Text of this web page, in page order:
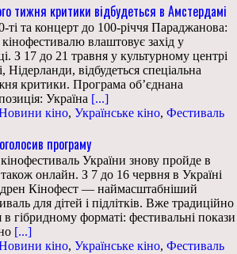
тижня критики відбудеться в Амстердамі
ті та концерт до 100-річчя Параджанова:
влаштовує захід у
З 17 до 21 травня у культурному центрі
відбудеться спеціальна
критики. Програма об’єднана
Україна [...]
кіно, Українське кіно, Фестиваль
програму
України знову пройде в
також онлайн. З 7 до 16 червня в Україні
Кінофест — наймасштабніший
для дітей і підлітків. Вже традиційно
в гібридному форматі: фестивальні покази
[...]
кіно, Українське кіно, Фестиваль